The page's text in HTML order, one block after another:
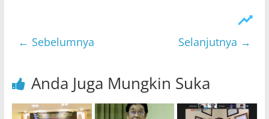
← Sebelumnya Selanjutnya →
Anda Juga Mungkin Suka